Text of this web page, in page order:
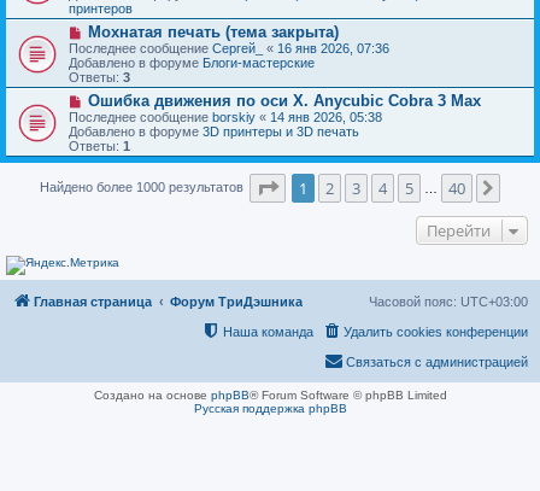
щ
е
н
и
е
о
е
о
о
б
щ
е
н
и
е
принтеров
Н
о
в
о
е
с
о
о
б
щ
н
Мохнатая печать (тема закрыта)
Последнее сообщение Сергей_ « 16 янв 2026, 07:36
Добавлено в форуме Блоги-мастерские
Ответы: 3
Н
о
в
о
е
о
и
Ошибка движения по оси Х. Anycubic Cobra 3 Max
Последнее сообщение borskiy « 14 янв 2026, 05:38
Добавлено в форуме 3D принтеры и 3D печать
Ответы: 1
Найдено более 1000 результатов Страница1 из
1 2 3 4 5 40
Перейти
Главная страница Форум ТриДэшника Часовой пояс: UTC+03:00
Удалить cookies конференции
Наша команда
Связаться с администрацией
Создано на основе phpBB® Forum Software © phpBB Limited
Русская поддержка phpBB